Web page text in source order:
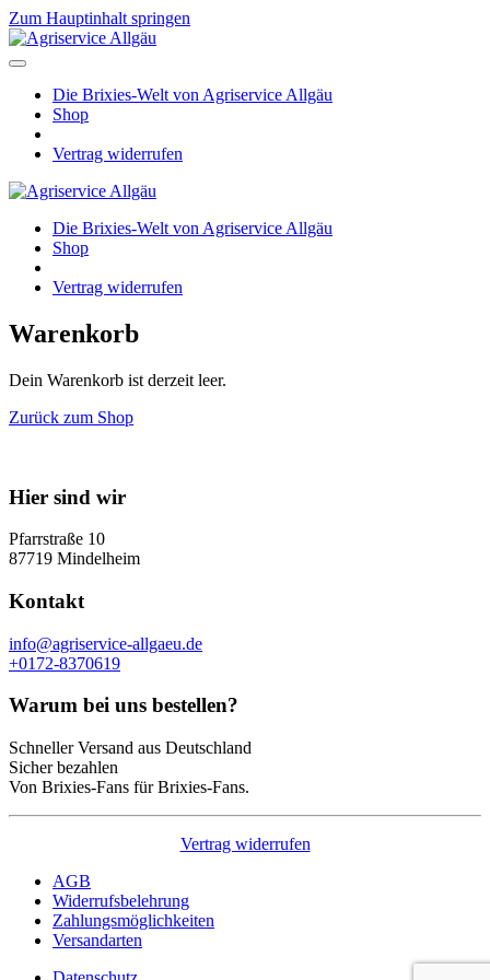
Zum Hauptinhalt springen
Die Brixies-Welt von Agriservice Allgäu
Shop
Vertrag widerrufen
Die Brixies-Welt von Agriservice Allgäu
Shop
Vertrag widerrufen
Warenkorb
Dein Warenkorb ist derzeit leer.
Zurück zum Shop
Hier sind wir
Pfarrstraße 10
87719 Mindelheim
Kontakt
info@agriservice-allgaeu.de
+0172-8370619
Warum bei uns bestellen?
Schneller Versand aus Deutschland
Sicher bezahlen
Von Brixies-Fans für Brixies-Fans.
Vertrag widerrufen
AGB
Widerrufsbelehrung
Zahlungsmöglichkeiten
Versandarten